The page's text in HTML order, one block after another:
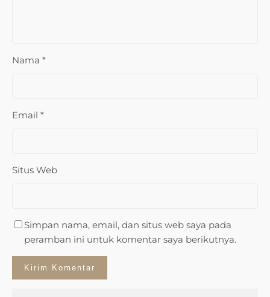
Nama *
Email *
Situs Web
Simpan nama, email, dan situs web saya pada
peramban ini untuk komentar saya berikutnya.